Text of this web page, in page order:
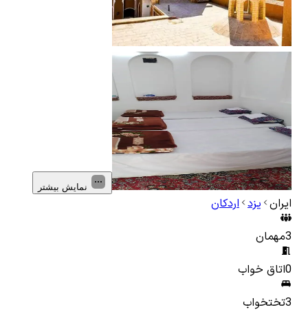
نمایش بیشتر
ایران یزد اردکان
3مهمان
0اتاق خواب
3تختخواب